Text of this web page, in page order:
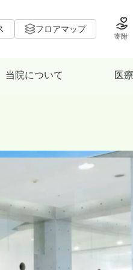
当院について 医
寄附
フロアマップ